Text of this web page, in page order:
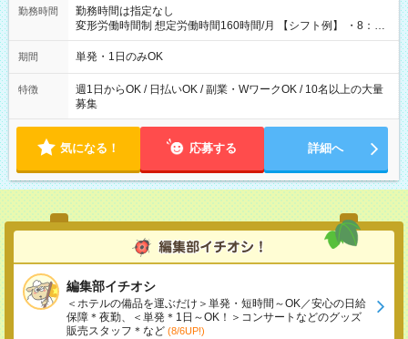
勤務時間
勤務時間は指定なし
変形労働時間制 想定労働時間160時間/月 【シフト例】 ・8：00
～21：00
期間 単発・1日のみOK
特徴
週1日からOK / 日払いOK / 副業・WワークOK / 10名以上の大量
募集
気になる！ 応募する 詳細へ
編集部イチオシ
＜ホテルの備品を運ぶだけ＞単発・短時間～OK／安心の日給
保障＊夜勤、＜単発＊1日～OK！＞コンサートなどのグッズ
販売スタッフ＊など (8/6UP!)